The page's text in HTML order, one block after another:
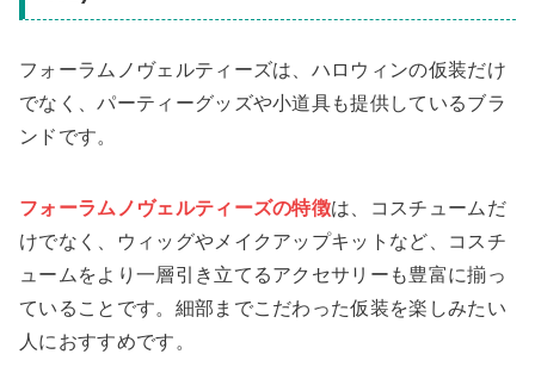
フォーラムノヴェルティーズは、ハロウィンの仮装だけ
でなく、パーティーグッズや小道具も提供しているブラ
ンドです。
フォーラムノヴェルティーズの特徴は、コスチュームだ
けでなく、ウィッグやメイクアップキットなど、コスチ
ュームをより一層引き立てるアクセサリーも豊富に揃っ
ていることです。細部までこだわった仮装を楽しみたい
人におすすめです。